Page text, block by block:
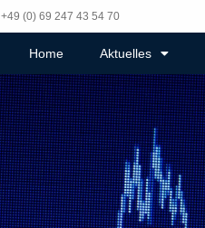
+49 (0) 69 247 43 54 70
Home Aktuelles